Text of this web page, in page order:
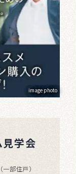
image photo
学会
一部住戸）